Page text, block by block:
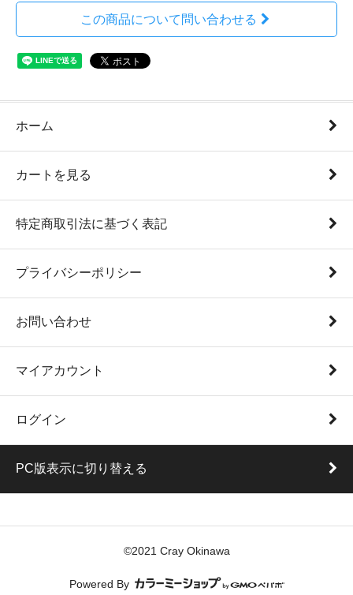
この商品について問い合わせる
ホーム
カートを見る
特定商取引法に基づく表記
プライバシーポリシー
お問い合わせ
マイアカウント
ログイン
PC版表示に切り替える
©2021 Cray Okinawa
Powered By